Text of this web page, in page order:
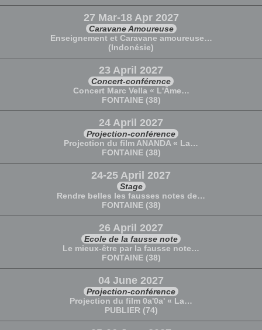
27 Mar-18 Apr 2027
Caravane Amoureuse
Enseignement et Caravane amoureuse…
(Indonésie)
23 April 2027
Concert-conférence
Concert Marc Vella « L'Âme…
FONTAINE (38)
24 April 2027
Projection-conférence
Projection du film ANANDA « La…
FONTAINE (38)
24-25 April 2027
Stage
Rendre belles les fausses notes de…
FONTAINE (38)
26 April 2027
Ecole de la fausse note
Le mieux-être par la fausse note…
FONTAINE (38)
04 June 2027
Projection-conférence
Projection du film 0a'0a' « La…
PUBLIER (74)